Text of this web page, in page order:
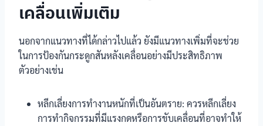
เคลื่อนเพิ่มเติม
นอกจากแนวทางที่ได้กล่าวไปแล้ว ยังมีแนวทางเพิ่มที่จะช่วย
ในการป้องกันกระดูกสันหลังเคลื่อนอย่างมีประสิทธิภาพ
ตัวอย่างเช่น
หลีกเลี่ยงการทำงานหนักที่เป็นอันตราย: ควรหลีกเลี่ยง
การทำกิจกรรมที่มีแรงกดหรือการขับเคลื่อนที่อาจทำให้